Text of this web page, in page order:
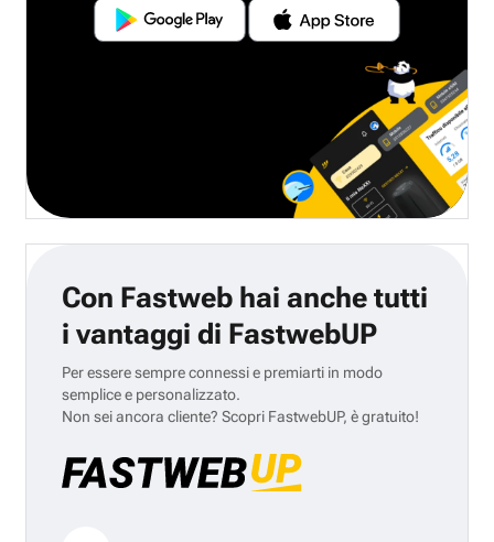
Con Fastweb hai anche tutti
i vantaggi di FastwebUP
Per essere sempre connessi e premiarti in modo
semplice e personalizzato.
Non sei ancora cliente? Scopri FastwebUP, è gratuito!